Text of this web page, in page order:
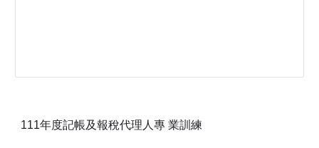
111年度記帳及報稅代理人專 業訓練